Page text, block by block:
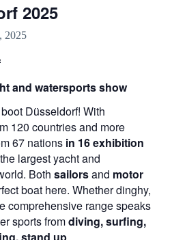
2025
2025
and watersports show
Düsseldorf! With
120 countries and more
67 nations in 16 exhibition
largest yacht and
Both sailorsand motor
boat here. Whether dinghy,
comprehensive range speaks
sports fromdiving, surfing,